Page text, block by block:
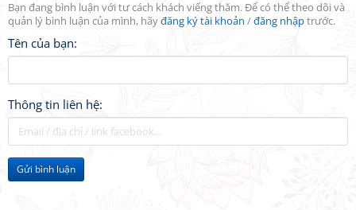
Bạn đang bình luận với tư cách khách viếng thăm. Để có thể theo dõi và
quản lý bình luận của mình, hãyđăng ký tài khoản /đăng nhậptrước.
Tên của bạn:
Thông tin liên hệ:
Gửi bình luận